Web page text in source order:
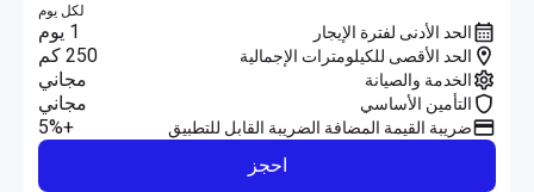
لكل يوم
الحد الأدنى لفترة الإيجار 1 يوم
الحد الأقصى للكيلومترات الإجمالية 250 كم
الخدمة والصيانة مجاني
التأمين الأساسي مجاني
ضريبة القيمة المضافة الضريبة القابل للتطبيق
+5%
احجز